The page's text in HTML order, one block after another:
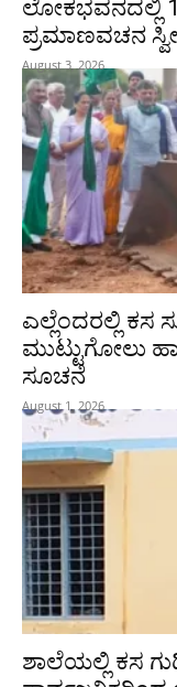
ಲೋಕಭವನದಲ್ಲಿ
ಪ್ರಮಾಣವಚನ
August 3, 2026
ಎಲ್ಲೆಂದರಲ್ಲಿ ಕಸ
ಮುಟ್ಟುಗೋಲು
ಸೂಚನೆ
August 1, 2026
ಶಾಲೆಯಲ್ಲಿ ಕಸ